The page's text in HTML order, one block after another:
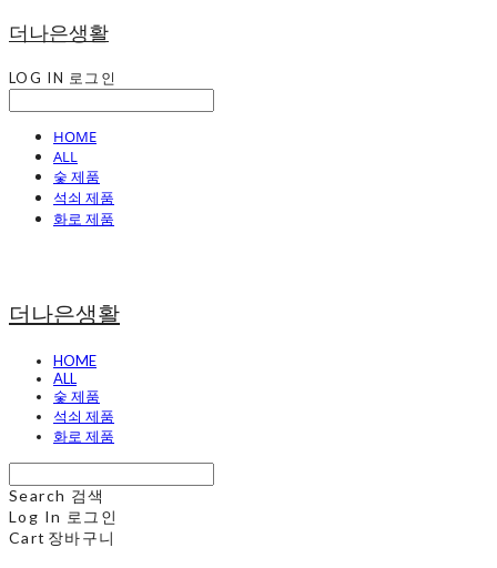
더나은생활
LOG IN 로그인
HOME
ALL
숯 제품
석쇠 제품
화로 제품
더나은생활
HOME
ALL
숯 제품
석쇠 제품
화로 제품
Search 검색
Log In 로그인
Cart 장바구니